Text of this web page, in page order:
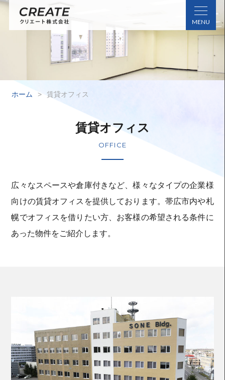
ホーム > 賃貸オフィス
賃貸オフィス
OFFICE
広々なスペースや倉庫付きなど、様々なタイプの企業様
向けの賃貸オフィスを提供しております。帯広市内や札
幌でオフィスを借りたい方、お客様の希望される条件に
あった物件をご紹介します。